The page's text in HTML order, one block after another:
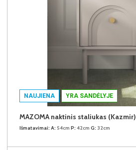
NAUJIENA YRA SANDĖLYJE
MAZOMA naktinis staliukas (Kazmir)
Išmatavimai: A: 54cm P: 42cm G: 32cm